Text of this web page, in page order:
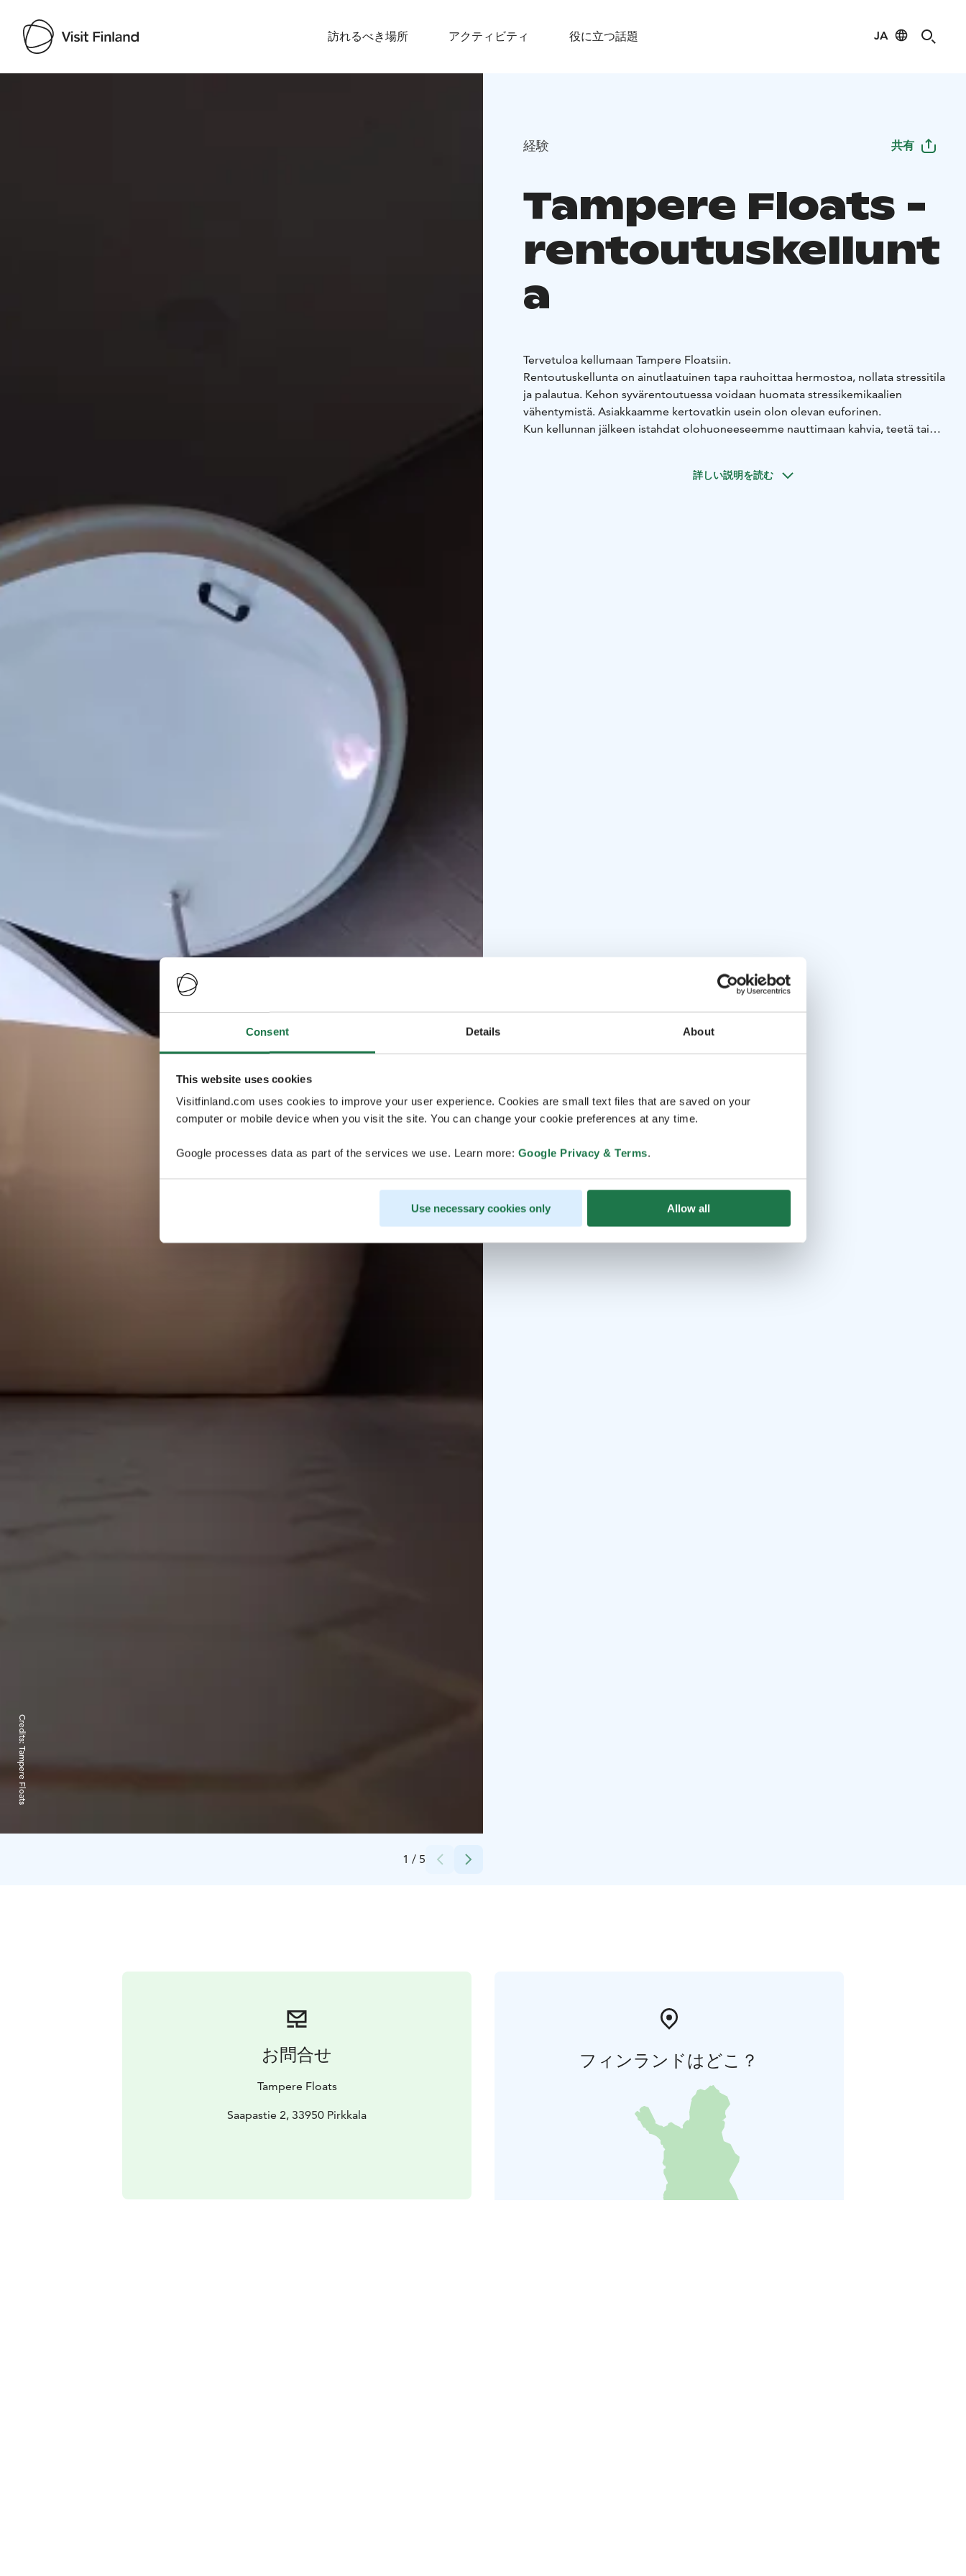
Consent Details About
This website uses cookies
Visitfinland.com uses cookies to improve your user experience. Cookies are small text files that are saved on your
computer or mobile device when you visit the site. You can change your cookie preferences at any time.
Google processes data as part of the services we use. Learn more: Google Privacy & Terms.
Use necessary cookies only Allow all
訪れるべき場所 アクティビティ 役に立つ話題 JA
1 / 5
Credits:
Tampere Floats
経験 共有
Tampere Floats -
rentoutuskellunt
a
Tervetuloa kellumaan Tampere Floatsiin.
Rentoutuskellunta on ainutlaatuinen tapa rauhoittaa hermostoa, nollata stressitila
ja palautua. Kehon syvärentoutuessa voidaan huomata stressikemikaalien
vähentymistä. Asiakkaamme kertovatkin usein olon olevan euforinen.
Kun kellunnan jälkeen istahdat olohuoneeseemme nauttimaan kahvia, teetä tai
詳しい説明を読む
お問合せ
Tampere Floats
Saapastie 2, 33950 Pirkkala
フィンランドはどこ？